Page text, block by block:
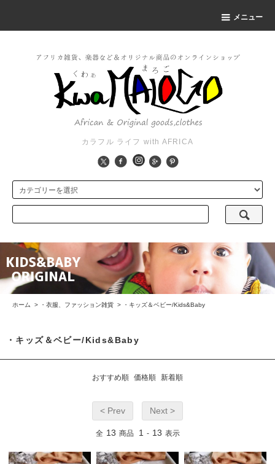
メニュー
カラフル ライフ with AFRICA
ホーム > ・衣服、ファッション雑貨 > ・キッズ＆ベビー/Kids&Baby
・キッズ＆ベビー/Kids&Baby
おすすめ順 価格順 新着順
< Prev Next >
全 13 商品 1 - 13 表示